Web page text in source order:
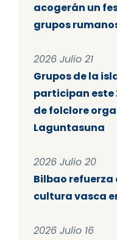
acogerán un
grupos
2026 Julio 21
Grupos de la
participan este
de folclore
Laguntasuna
2026 Julio 20
Bilbao
cultura vasca
2026 Julio 16